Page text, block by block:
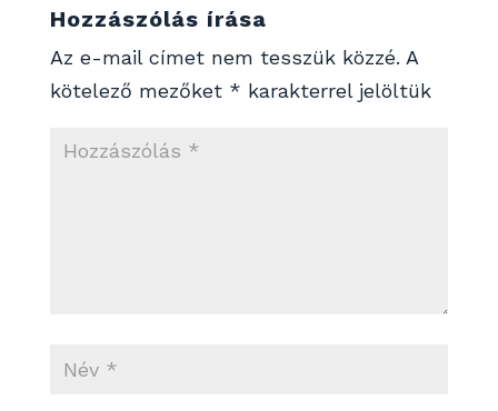
Hozzászólás írása
Az e-mail címet nem tesszük közzé. A
kötelező mezőket * karakterrel jelöltük